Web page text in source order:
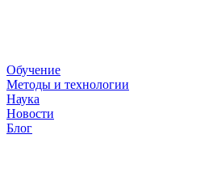
Обучение
Методы и технологии
Наука
Новости
Блог